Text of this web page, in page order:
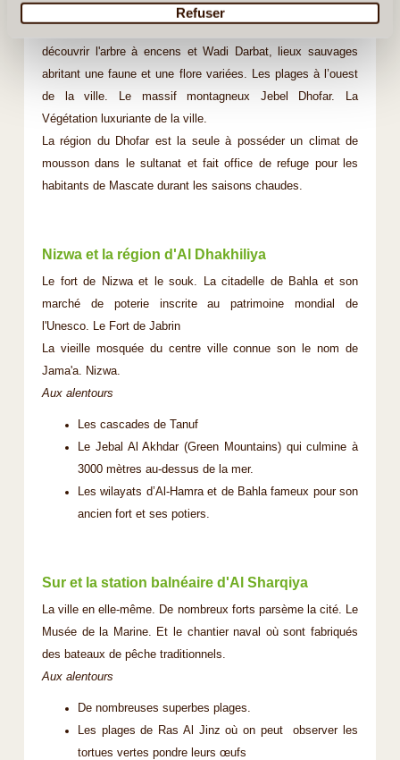
Refuser
Les ruines d'Al-Balid. Le souk d'Hafah, pittoresque, a gardé
découvrir l'arbre à encens et Wadi Darbat, lieux sauvages
abritant une faune et une flore variées. Les plages à l’ouest
de la ville. Le massif montagneux Jebel Dhofar. La
Végétation luxuriante de la ville.
La région du Dhofar est la seule à posséder un climat de
mousson dans le sultanat et fait office de refuge pour les
habitants de Mascate durant les saisons chaudes.
Nizwa et la région d'Al Dhakhiliya
Le fort de Nizwa et le souk. La citadelle de Bahla et son
marché de poterie inscrite au patrimoine mondial de
l'Unesco. Le Fort de Jabrin
La vieille mosquée du centre ville connue son le nom de
Jama'a. Nizwa.
Aux alentours
Les cascades de Tanuf
Le Jebal Al Akhdar (Green Mountains) qui culmine à
3000 mètres au-dessus de la mer.
Les wilayats d’Al-Hamra et de Bahla fameux pour son
ancien fort et ses potiers.
Sur et la station balnéaire d'Al Sharqiya
La ville en elle-même. De nombreux forts parsème la cité. Le
Musée de la Marine. Et le chantier naval où sont fabriqués
des bateaux de pêche traditionnels.
Aux alentours
De nombreuses superbes plages.
Les plages de Ras Al Jinz où on peut observer les
tortues vertes pondre leurs œufs